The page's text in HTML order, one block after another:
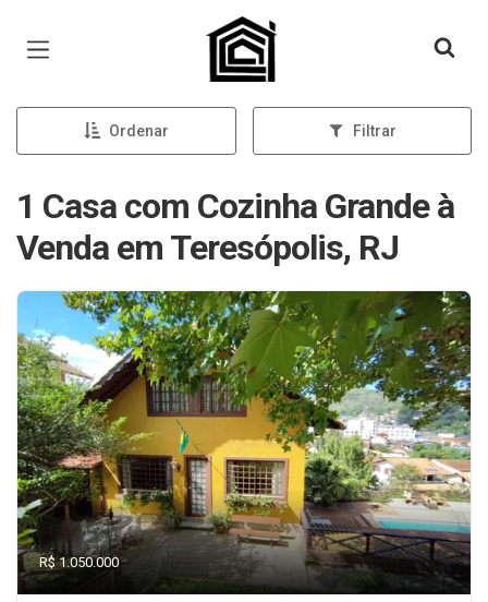
Página inicial
Ordenar Filtrar
1 Casa com Cozinha Grande à
Venda em Teresópolis, RJ
R$ 1.050.000